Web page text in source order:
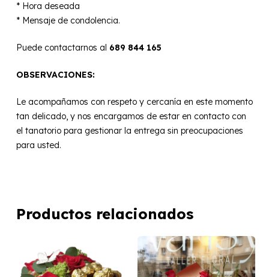
* Hora deseada
* Mensaje de condolencia.
Puede contactarnos al 689 844 165
OBSERVACIONES:
Le acompañamos con respeto y cercanía en este momento
tan delicado, y nos encargamos de estar en contacto con
el tanatorio para gestionar la entrega sin preocupaciones
para usted.
Productos relacionados